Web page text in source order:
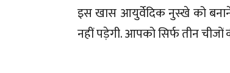
इस खास आयुर्वेदिक नुस्खे को
नहीं पड़ेगी. आपको सिर्फ तीन